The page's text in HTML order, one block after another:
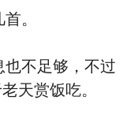
。
不足够，不过
天赏饭吃。